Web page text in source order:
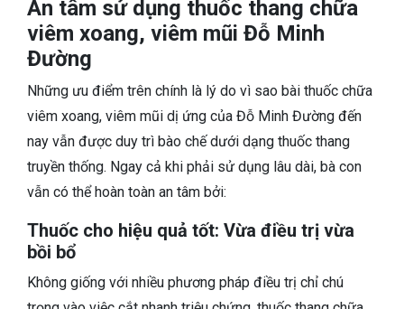
An tâm sử dụng thuốc thang chữa
viêm xoang, viêm mũi Đỗ Minh
Đường
Những ưu điểm trên chính là lý do vì sao bài thuốc chữa
viêm xoang, viêm mũi dị ứng của Đỗ Minh Đường đến
nay vẫn được duy trì bào chế dưới dạng thuốc thang
truyền thống. Ngay cả khi phải sử dụng lâu dài, bà con
vẫn có thể hoàn toàn an tâm bởi:
Thuốc cho hiệu quả tốt: Vừa điều trị vừa
bồi bổ
Không giống với nhiều phương pháp điều trị chỉ chú